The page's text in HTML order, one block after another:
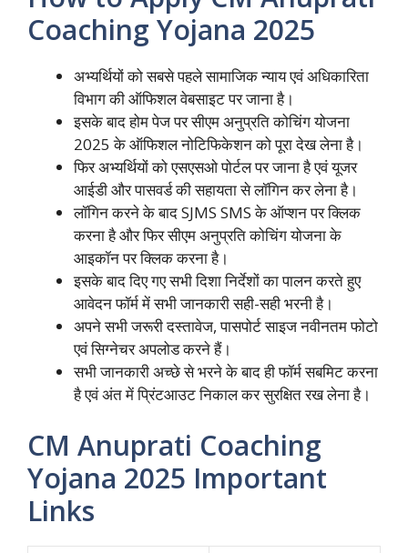
Coaching Yojana 2025
अभ्यर्थियों को सबसे पहले सामाजिक न्याय एवं अधिकारिता
विभाग की ऑफिशल वेबसाइट पर जाना है।
इसके बाद होम पेज पर सीएम अनुप्रति कोचिंग योजना
2025 के ऑफिशल नोटिफिकेशन को पूरा देख लेना है।
फिर अभ्यर्थियों को एसएसओ पोर्टल पर जाना है एवं यूजर
आईडी और पासवर्ड की सहायता से लॉगिन कर लेना है।
लॉगिन करने के बाद SJMS SMS के ऑप्शन पर क्लिक
करना है और फिर सीएम अनुप्रति कोचिंग योजना के
आइकॉन पर क्लिक करना है।
इसके बाद दिए गए सभी दिशा निर्देशों का पालन करते हुए
आवेदन फॉर्म में सभी जानकारी सही-सही भरनी है।
अपने सभी जरूरी दस्तावेज, पासपोर्ट साइज नवीनतम फोटो
एवं सिग्नेचर अपलोड करने हैं।
सभी जानकारी अच्छे से भरने के बाद ही फॉर्म सबमिट करना
है एवं अंत में प्रिंटआउट निकाल कर सुरक्षित रख लेना है।
CM Anuprati Coaching
Yojana 2025 Important
Links